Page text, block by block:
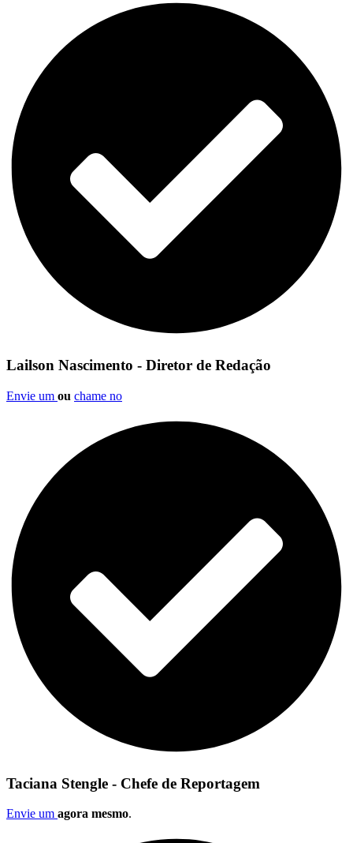
Lailson Nascimento - Diretor de Redação
Envie um ou chame no
Taciana Stengle - Chefe de Reportagem
Envie um agora mesmo.